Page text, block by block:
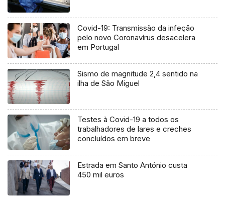
Covid-19: Transmissão da infeção
pelo novo Coronavírus desacelera
em Portugal
Sismo de magnitude 2,4 sentido na
ilha de São Miguel
Testes à Covid-19 a todos os
trabalhadores de lares e creches
concluídos em breve
Estrada em Santo António custa
450 mil euros